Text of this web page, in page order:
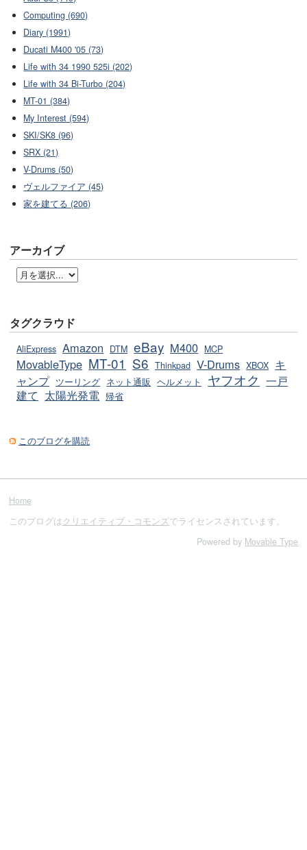
Computing (690)
Diary (1991)
Ducati M400 '05 (73)
Life with 34 1990 525i (202)
Life with 34 Bi-Turbo (204)
MT-01 (384)
My Interest (594)
SKI/SK8 (96)
SRX (21)
V-Drums (50)
ヴェルファイア (45)
家を建てる (206)
アーカイブ
タグクラウド
AliExpress Amazon DTM eBay M400 MCP
MovableType MT-01 S6 Thinkpad V-Drums XBOX キ
ャンプ ツーリング ネット通販 ヘルメット ヤフオク 一戸
建て 太陽光発電 帰省
このブログを購読
Home
このブログはクリエイティブ・コモンズでライセンスされています。
Powered by Movable Type